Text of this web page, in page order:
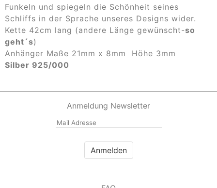
Funkeln und spiegeln die Schönheit seines
Schliffs in der Sprache unseres Designs wider.
Kette 42cm lang (andere Länge gewünscht-so
geht´s)
Anhänger Maße 21mm x 8mm Höhe 3mm
Silber 925/000
Anmeldung Newsletter